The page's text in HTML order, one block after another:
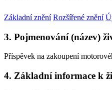
Základní znění Rozšířené znění
3. Pojmenování (název)
Příspěvek na zakoupení
4. Základní informace k